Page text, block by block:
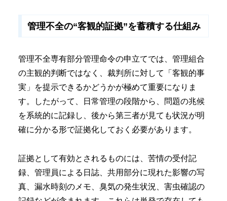
管理不全の“客観的証拠”を蓄積する仕組み
管理不全専有部分管理命令の申立てでは、管理組合
の主観的判断ではなく、裁判所に対して「客観的事
実」を提示できるかどうかが極めて重要になりま
す。したがって、日常管理の段階から、問題の兆候
を系統的に記録し、後から第三者が見ても状況が明
確に分かる形で証拠化しておく必要があります。
証拠として有効とされるものには、苦情の受付記
録、管理員による日誌、共用部分に現れた影響の写
真、漏水時刻のメモ、臭気の発生状況、害虫確認の